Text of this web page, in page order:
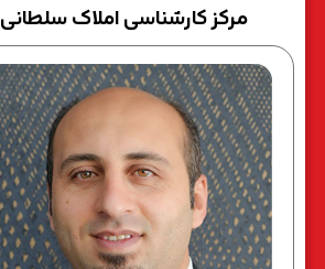
مرکز کارشناسی املاک سلطانی